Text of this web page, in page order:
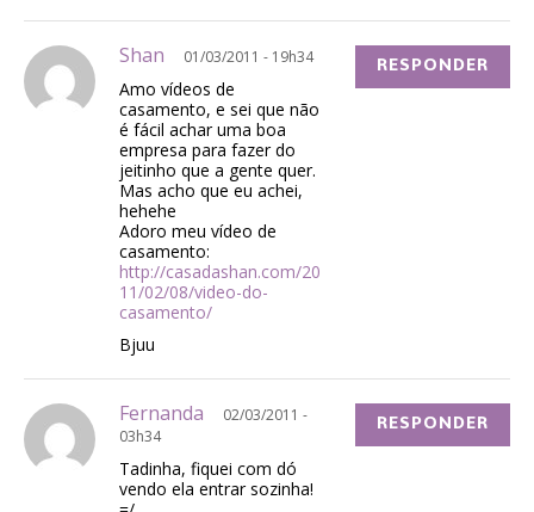
Shan 01/03/2011 - 19h34
Amo vídeos de
casamento, e sei que não
é fácil achar uma boa
empresa para fazer do
jeitinho que a gente quer.
Mas acho que eu achei,
hehehe
Adoro meu vídeo de
casamento:
http://casadashan.com/20
11/02/08/video-do-
casamento/
Bjuu
RESPONDER
Fernanda
02/03/2011 -
03h34
Tadinha, fiquei com dó
vendo ela entrar sozinha!
RESPONDER